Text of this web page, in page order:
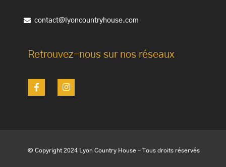
contact@lyoncountryhouse.com
Retrouvez-nous sur nos réseaux
© Copyright 2024 Lyon Country House – Tous droits réservés